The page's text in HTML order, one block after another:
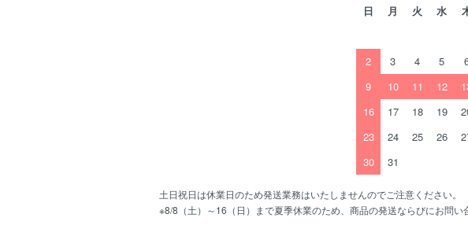
日 月 火 水
2
3 4 5
9
10 11 12
16
17 18 19
23
24 25 26
30
31
土日祝日は休業日のため発送業務はいたしませんのでご注意ください。
※8/8（土）～16（日）まで夏季休業のため、商品の発送ならびにお問い